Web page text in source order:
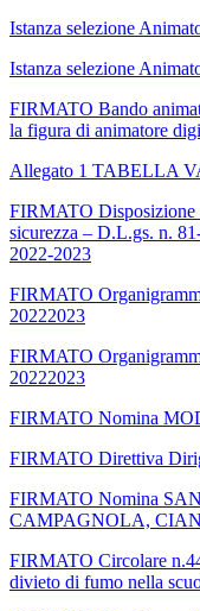
Istanza selezione
Istanza selezione
FIRMATO Bando
la figura di animatore
Allegato 1 TABELLA
FIRMATO Disposizione
sicurezza – D.L.gs. n.
2022-2023
FIRMATO
20222023
FIRMATO
20222023
FIRMATO Nomina
FIRMATO Direttiva
FIRMATO Nomina
CAMPAGNOLA,
FIRMATO Circolare
divieto di fumo nella